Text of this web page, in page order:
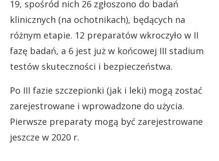
19, spośród nich 26 zgłoszono do badań
klinicznych (na ochotnikach), będących na
różnym etapie. 12 preparatów wkroczyło w II
fazę badań, a 6 jest już w końcowej III stadium
testów skuteczności i bezpieczeństwa.
Po III fazie szczepionki (jak i leki) mogą zostać
zarejestrowane i wprowadzone do użycia.
Pierwsze preparaty mogą być zarejestrowane
jeszcze w 2020 r.